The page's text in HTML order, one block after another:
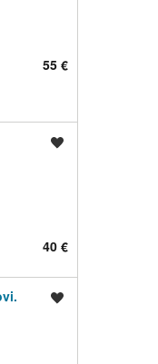
55 €
40 €